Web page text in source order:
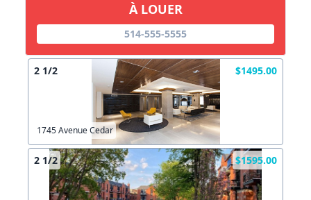
À LOUER
514-555-5555
2 1/2 $1495.00
1745 Avenue Cedar
2 1/2 $1595.00